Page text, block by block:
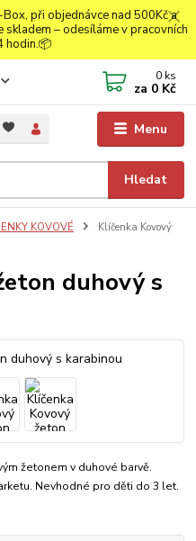
při objednávce nad 500Kč a
skladem – odesíláme v pracovních
hodin.📦
Menu
Hledat
0 ks
za 0 Kč
KOVOVÉ
Klíčenka Kovový
duhový s
žetonem v duhové barvě.
Nevhodné pro děti do 3 let.